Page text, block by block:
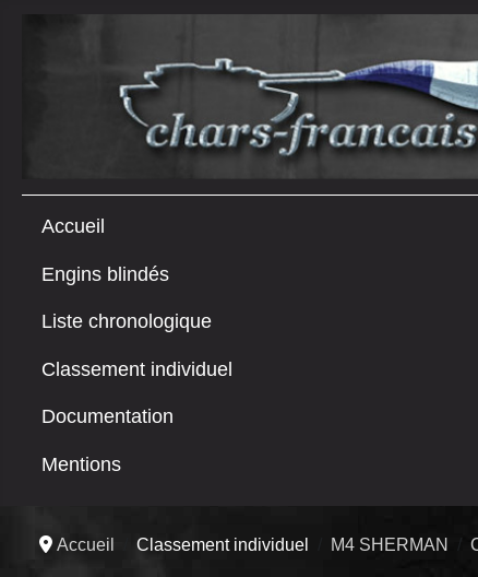
Accueil
Engins blindés
Liste chronologique
Classement individuel
Documentation
Mentions
Accueil Classement individuel M4 SHERMAN